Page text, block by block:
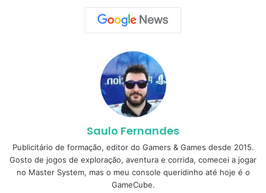
Saulo Fernandes
Publicitário de formação, editor do Gamers & Games desde 2015.
Gosto de jogos de exploração, aventura e corrida, comecei a jogar
no Master System, mas o meu console queridinho até hoje é o
GameCube.